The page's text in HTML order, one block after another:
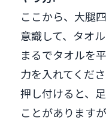
ここから、大腿
意識して、タオ
まるでタオルを
力を入れてくださ
押し付けると、
ことがあります